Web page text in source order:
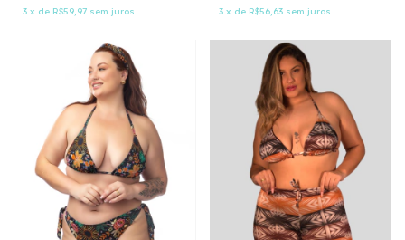
3 x de R$59,97 sem juros 3 x de R$56,63 sem juros